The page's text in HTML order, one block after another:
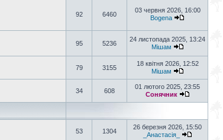
92 6460
03 червня 2026, 16:00
Bogena
95 5236
24 листопада 2025, 13:24
Мішам
79 3155
18 квітня 2026, 12:52
Мішам
34 608
01 лютого 2025, 23:55
Сонячник
53 1304
26 березня 2026, 15:50
_Анастасія_